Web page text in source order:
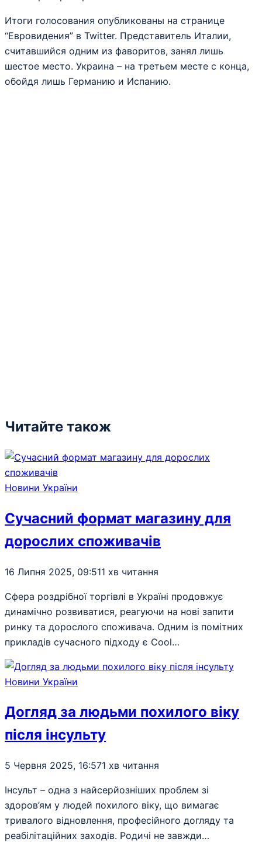
Итоги голосования опубликованы на странице
“Евровидения” в Twitter. Представитель Италии,
считавшийся одним из фаворитов, занял лишь
шестое место. Украина – на третьем месте с конца,
обойдя лишь Германию и Испанию.
Читайте також
Новини України
Сучасний формат магазину для
дорослих споживачів
16 Липня 2025, 09:511 хв читання
Сфера роздрібної торгівлі в Україні продовжує
динамічно розвиватися, реагуючи на нові запити
ринку та дорослого споживача. Одним із помітних
прикладів сучасного підходу є Cool…
Новини України
Догляд за людьми похилого віку
після інсульту
5 Червня 2025, 16:571 хв читання
Інсульт – одна з найсерйозніших проблем зі
здоров’ям у людей похилого віку, що вимагає
тривалого відновлення, професійного догляду та
реабілітаційних заходів. Родичі не завжди…